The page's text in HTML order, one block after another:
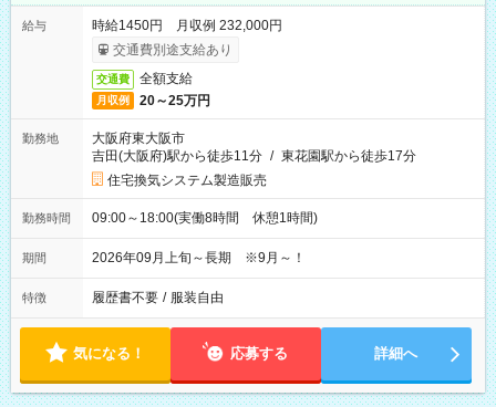
給与
時給1450円 月収例 232,000円
交通費別途支給あり
交通費 全額支給
月収例 20～25万円
勤務地
大阪府東大阪市
吉田(大阪府)駅から徒歩11分 / 東花園駅から徒歩17分
住宅換気システム製造販売
勤務時間 09:00～18:00(実働8時間 休憩1時間)
期間 2026年09月上旬～長期 ※9月～！
特徴 履歴書不要 / 服装自由
気になる！ 応募する 詳細へ